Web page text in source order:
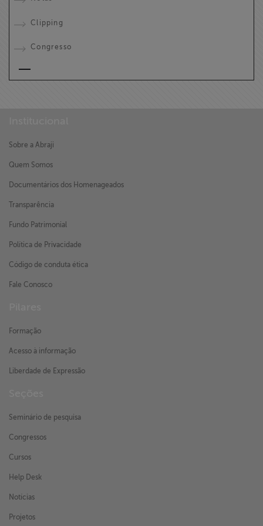
Clipping
Congresso
Sobre a Abraji
Quem Somos
Documentários dos Homenageados
Transparência
Fundo Patrimonial
Política de Privacidade
Código de conduta ética
Fale Conosco
Formação
Acesso à informação
Liberdade de Expressão
Seminário de pesquisa
Congressos
Cursos
Help Desk
Notícias
Projetos